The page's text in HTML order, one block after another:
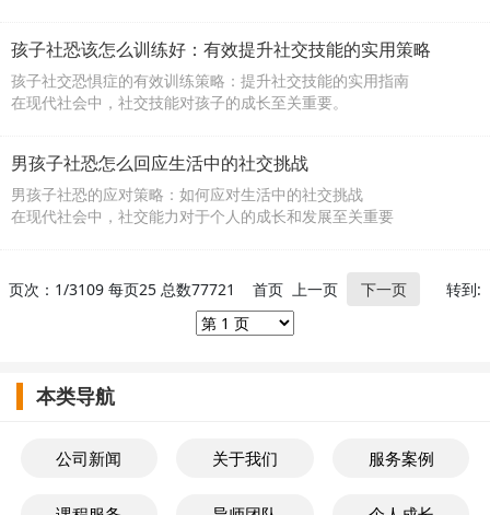
孩子社恐该怎么训练好：有效提升社交技能的实用策略
孩子社交恐惧症的有效训练策略：提升社交技能的实用指南
在现代社会中，社交技能对孩子的成长至关重要。
男孩子社恐怎么回应生活中的社交挑战
男孩子社恐的应对策略：如何应对生活中的社交挑战
在现代社会中，社交能力对于个人的成长和发展至关重要
页次：1/3109 每页25 总数77721 首页 上一页 下一页 转到:
本类导航
公司新闻 关于我们 服务案例